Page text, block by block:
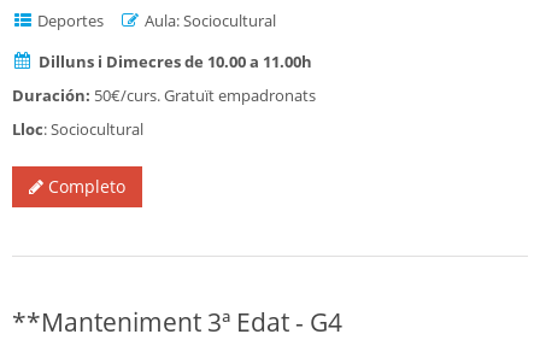
Deportes
Aula: Sociocultural
Dilluns i Dimecres de 10.00 a 11.00h
Duración: 50€/curs. Gratuït empadronats
Lloc: Sociocultural
Completo
**Manteniment 3ª Edat - G4